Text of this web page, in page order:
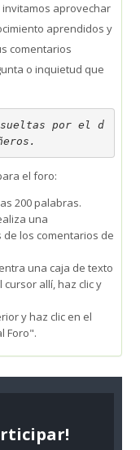
Enviar
aprovechar
aprendidos y
comentarios
o inquietud que
por el d
el foro:
200 palabras.
una
los comentarios de
una caja de texto
allí, haz clic y
y haz clic en el
Foro".